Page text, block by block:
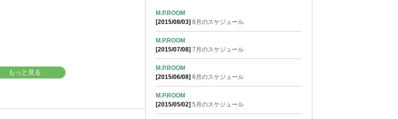
もっと見る
M.P.ROOM
[2015/08/03] 8月のスケジュール
M.P.ROOM
[2015/07/08] 7月のスケジュール
M.P.ROOM
[2015/06/08] 6月のスケジュール
M.P.ROOM
[2015/05/02] 5月のスケジュール